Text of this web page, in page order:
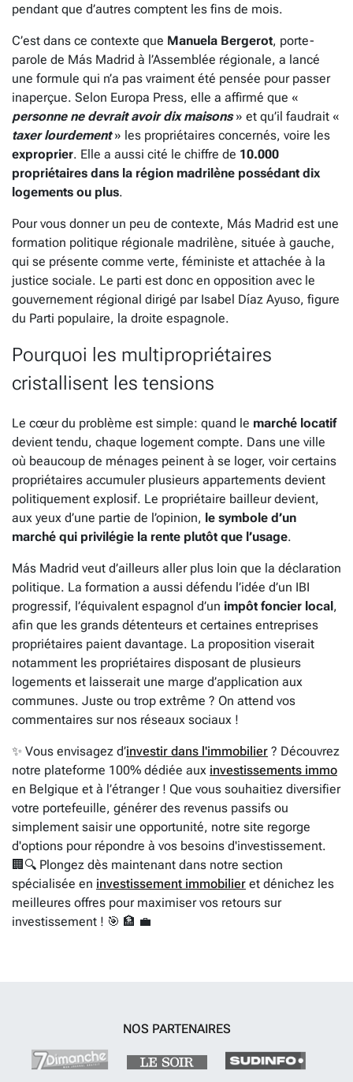
pendant que d’autres comptent les fins de mois.
C’est dans ce contexte que Manuela Bergerot, porte-
parole de Más Madrid à l’Assemblée régionale, a lancé
une formule qui n’a pas vraiment été pensée pour passer
inaperçue. Selon Europa Press, elle a affirmé que «
personne ne devrait avoir dix maisons» et qu’il faudrait «
taxer lourdement» les propriétaires concernés, voire les
exproprier. Elle a aussi cité le chiffre de 10.000
propriétaires dans la région madrilène possédant dix
logements ou plus.
Pour vous donner un peu de contexte, Más Madrid est une
formation politique régionale madrilène, située à gauche,
qui se présente comme verte, féministe et attachée à la
justice sociale. Le parti est donc en opposition avec le
gouvernement régional dirigé par Isabel Díaz Ayuso, figure
du Parti populaire, la droite espagnole.
Pourquoi les multipropriétaires
cristallisent les tensions
Le cœur du problème est simple: quand le marché locatif
devient tendu, chaque logement compte. Dans une ville
où beaucoup de ménages peinent à se loger, voir certains
propriétaires accumuler plusieurs appartements devient
politiquement explosif. Le propriétaire bailleur devient,
aux yeux d’une partie de l’opinion, le symbole d’un
marché qui privilégie la rente plutôt que l’usage.
Más Madrid veut d’ailleurs aller plus loin que la déclaration
politique. La formation a aussi défendu l’idée d’un IBI
progressif, l’équivalent espagnol d’un impôt foncier local,
afin que les grands détenteurs et certaines entreprises
propriétaires paient davantage. La proposition viserait
notamment les propriétaires disposant de plusieurs
logements et laisserait une marge d’application aux
communes. Juste ou trop extrême ? On attend vos
commentaires sur nos réseaux sociaux !
✨ Vous envisagez d’investir dans l'immobilier ? Découvrez
notre plateforme 100% dédiée aux investissements immo
en Belgique et à l’étranger ! Que vous souhaitiez diversifier
votre portefeuille, générer des revenus passifs ou
simplement saisir une opportunité, notre site regorge
d'options pour répondre à vos besoins d'investissement.
🏢🔍 Plongez dès maintenant dans notre section
spécialisée en investissement immobilier et dénichez les
meilleures offres pour maximiser vos retours sur
investissement ! 🎯 🏦 💼
NOS PARTENAIRES